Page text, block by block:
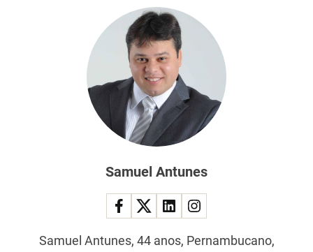
Samuel Antunes
Samuel Antunes, 44 anos, Pernambucano,